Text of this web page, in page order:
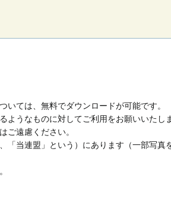
いては、無料でダウンロードが可能です。
うなものに対してご利用をお願いいたし
ご遠慮ください。
「当連盟」という）にあります（一部写